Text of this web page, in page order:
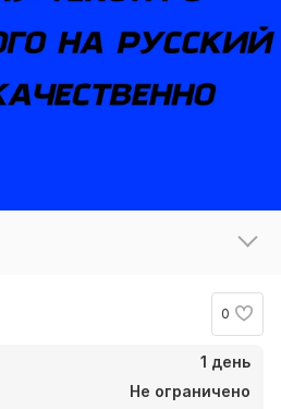
0
1 день
Не ограничено